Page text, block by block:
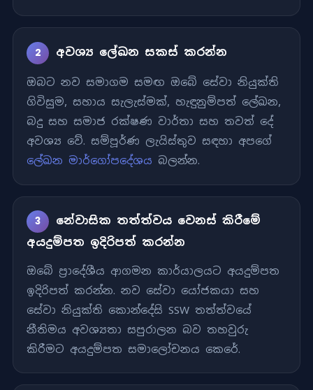
2 අවශ්‍ය ලේඛන සකස් කරන්න
ඔබට නව සමාගම සමඟ ඔබේ සේවා නියුක්ති
ගිවිසුම, සහාය සැලැස්මක්, හැඳුනුම්පත් ලේඛන,
බදු සහ සමාජ රක්ෂණ වාර්තා සහ තවත් දේ
අවශ්‍ය වේ. සම්පූර්ණ ලැයිස්තුව සඳහා අපගේ
ලේඛන මාර්ගෝපදේශය බලන්න.
3
නේවාසික තත්ත්වය වෙනස් කිරීමේ
අයදුම්පත ඉදිරිපත් කරන්න
ඔබේ ප්‍රාදේශීය ආගමන කාර්යාලයට අයදුම්පත
ඉදිරිපත් කරන්න. නව සේවා යෝජකයා සහ
සේවා නියුක්ති කොන්දේසි SSW තත්ත්වයේ
නීතිමය අවශ්‍යතා සපුරාලන බව තහවුරු
කිරීමට අයදුම්පත සමාලෝචනය කෙරේ.